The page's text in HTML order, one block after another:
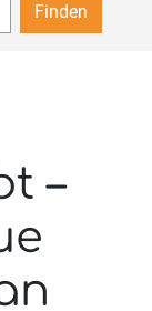
Finden
–